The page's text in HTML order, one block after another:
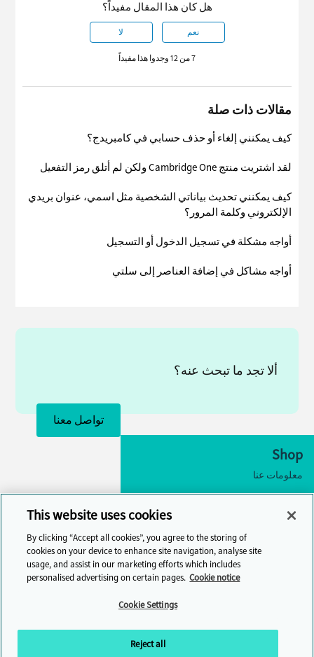
هل كان هذا المقال مفيداً؟
نعم لا
7 من 12 وجدوا هذا مفيداً
مقالات ذات صلة
كيف يمكنني إلغاء أو حذف حسابي في كامبريدج؟
لقد اشتريت منتج Cambridge One ولكن لم أتلق رمز التفعيل
كيف يمكنني تحديث بياناتي الشخصية مثل اسمي، عنوان بريدي
الإلكتروني وكلمة المرور؟
أواجه مشكلة في تسجيل الدخول أو التسجيل
أواجه مشاكل في إضافة العناصر إلى سلتي
ألا تجد ما تبحث عنه؟
تواصل معنا
Shop
معلومات عنا
تواصل معنا
This website uses cookies
By clicking “Accept all cookies”, you agree to the storing of
cookies on your device to enhance site navigation, analyse site
usage, and assist in our marketing efforts which includes
personalised advertising on certain pages. Cookie notice
Cookie Settings
Reject all